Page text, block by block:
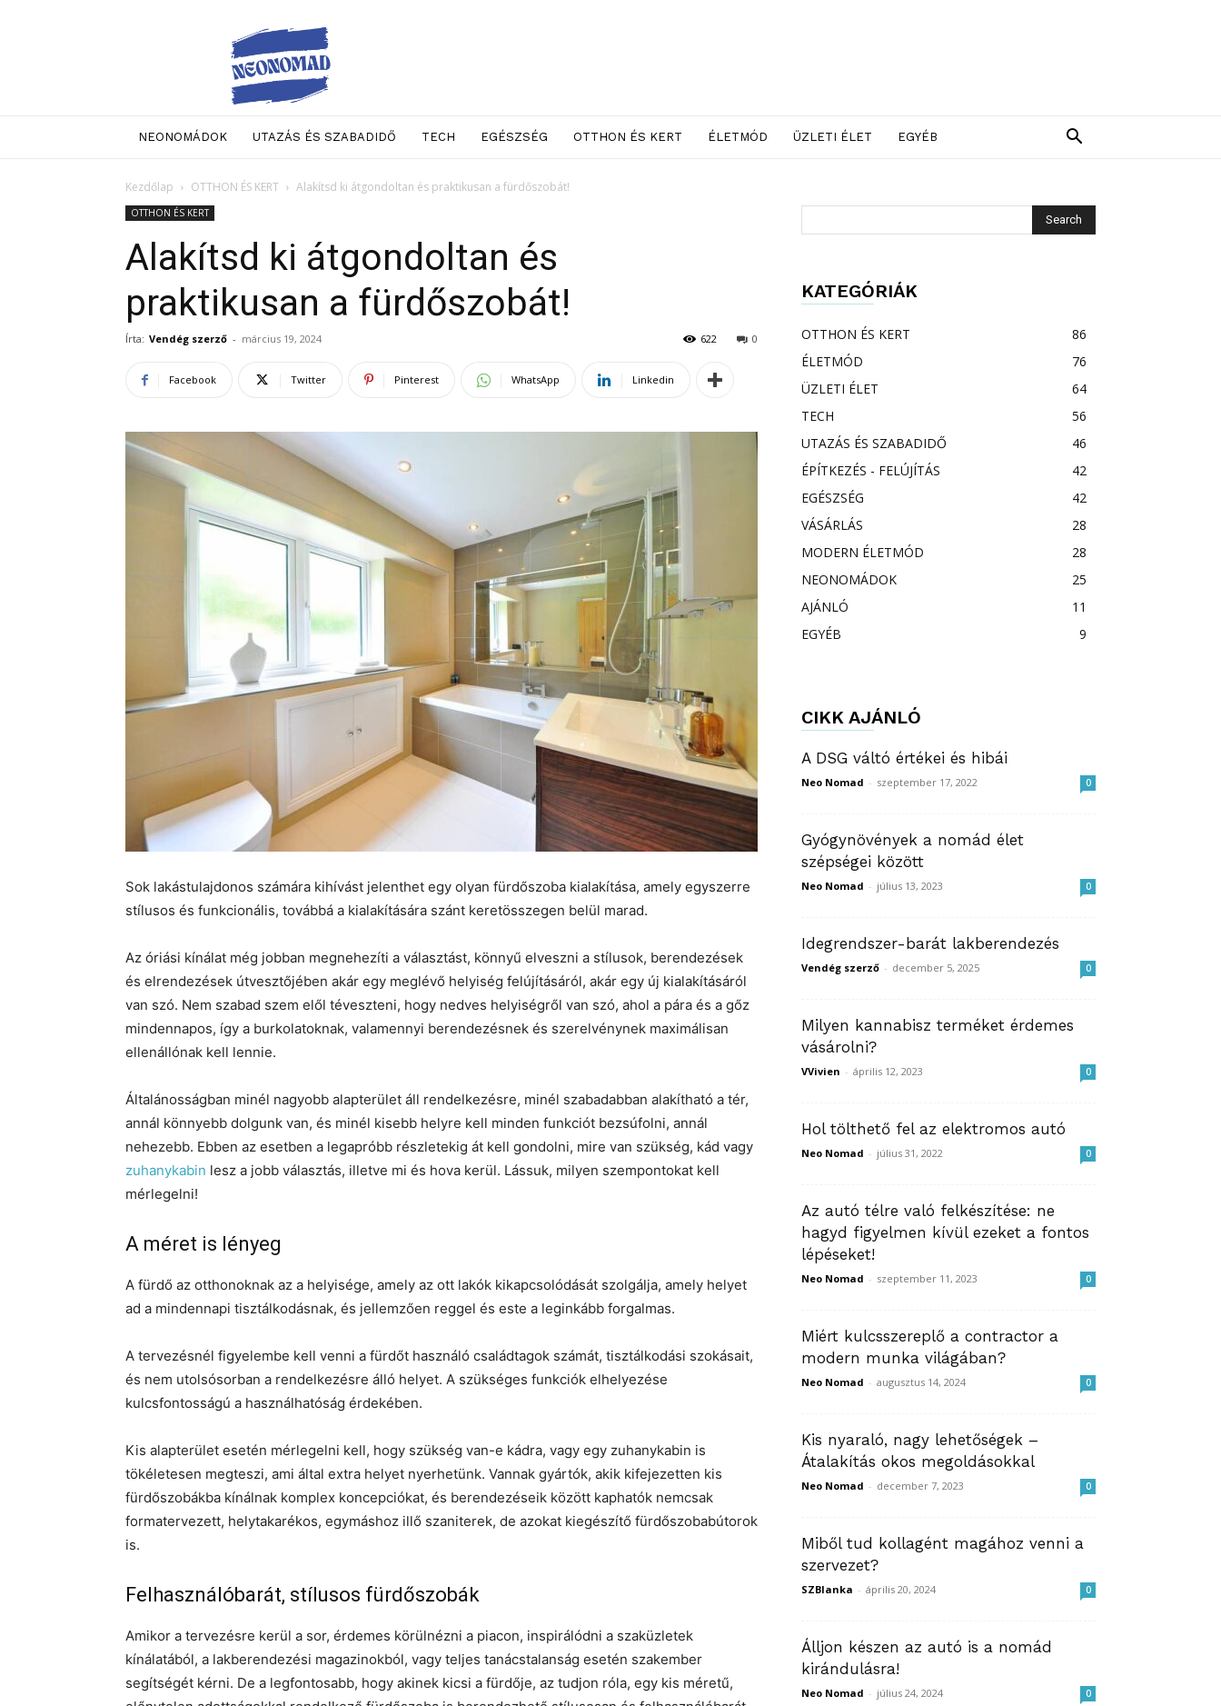
Neo
Nomad
NEONOMÁDOK UTAZÁS ÉS SZABADIDŐ TECH EGÉSZSÉG OTTHON ÉS KERT ÉLETMÓD ÜZLETI ÉLET EGYÉB
Kezdőlap OTTHON ÉS KERT Alakítsd ki átgondoltan és praktikusan a fürdőszobát!
OTTHON ÉS KERT
Alakítsd ki átgondoltan és
praktikusan a fürdőszobát!
Írta: Vendég szerző - március 19, 2024 0
622
Facebook Twitter Pinterest WhatsApp Linkedin
Sok lakástulajdonos számára kihívást jelenthet egy olyan fürdőszoba kialakítása, amely egyszerre
stílusos és funkcionális, továbbá a kialakítására szánt keretösszegen belül marad.
Az óriási kínálat még jobban megnehezíti a választást, könnyű elveszni a stílusok, berendezések
és elrendezések útvesztőjében akár egy meglévő helyiség felújításáról, akár egy új kialakításáról
van szó. Nem szabad szem elől téveszteni, hogy nedves helyiségről van szó, ahol a pára és a gőz
mindennapos, így a burkolatoknak, valamennyi berendezésnek és szerelvénynek maximálisan
ellenállónak kell lennie.
Általánosságban minél nagyobb alapterület áll rendelkezésre, minél szabadabban alakítható a tér,
annál könnyebb dolgunk van, és minél kisebb helyre kell minden funkciót bezsúfolni, annál
nehezebb. Ebben az esetben a legapróbb részletekig át kell gondolni, mire van szükség, kád vagy
zuhanykabin lesz a jobb választás, illetve mi és hova kerül. Lássuk, milyen szempontokat kell
mérlegelni!
A méret is lényeg
A fürdő az otthonoknak az a helyisége, amely az ott lakók kikapcsolódását szolgálja, amely helyet
ad a mindennapi tisztálkodásnak, és jellemzően reggel és este a leginkább forgalmas.
A tervezésnél figyelembe kell venni a fürdőt használó családtagok számát, tisztálkodási szokásait,
és nem utolsósorban a rendelkezésre álló helyet. A szükséges funkciók elhelyezése
kulcsfontosságú a használhatóság érdekében.
Kis alapterület esetén mérlegelni kell, hogy szükség van-e kádra, vagy egy zuhanykabin is
tökéletesen megteszi, ami által extra helyet nyerhetünk. Vannak gyártók, akik kifejezetten kis
fürdőszobákba kínálnak komplex koncepciókat, és berendezéseik között kaphatók nemcsak
formatervezett, helytakarékos, egymáshoz illő szaniterek, de azokat kiegészítő fürdőszobabútorok
is.
Felhasználóbarát, stílusos fürdőszobák
Amikor a tervezésre kerül a sor, érdemes körülnézni a piacon, inspirálódni a szaküzletek
kínálatából, a lakberendezési magazinokból, vagy teljes tanácstalanság esetén szakember
segítségét kérni. De a legfontosabb, hogy akinek kicsi a fürdője, az tudjon róla, egy kis méretű,
KATEGÓRIÁK
OTTHON ÉS KERT
86
ÉLETMÓD
76
ÜZLETI ÉLET
64
TECH
56
UTAZÁS ÉS SZABADIDŐ
46
ÉPÍTKEZÉS - FELÚJÍTÁS
42
EGÉSZSÉG
42
VÁSÁRLÁS
28
MODERN ÉLETMÓD
28
NEONOMÁDOK
25
AJÁNLÓ
11
EGYÉB
9
CIKK AJÁNLÓ
A DSG váltó értékei és hibái
Neo Nomad - szeptember 17, 2022 0
Gyógynövények a nomád élet
szépségei között
Neo Nomad - július 13, 2023 0
Idegrendszer-barát lakberendezés
Vendég szerző - december 5, 2025 0
Milyen kannabisz terméket érdemes
vásárolni?
VVivien - április 12, 2023 0
Hol tölthető fel az elektromos autó
Neo Nomad - július 31, 2022 0
Az autó télre való felkészítése: ne
hagyd figyelmen kívül ezeket a fontos
lépéseket!
Neo Nomad - szeptember 11, 2023 0
Miért kulcsszereplő a contractor a
modern munka világában?
Neo Nomad - augusztus 14, 2024 0
Kis nyaraló, nagy lehetőségek –
Átalakítás okos megoldásokkal
Neo Nomad - december 7, 2023 0
Miből tud kollagént magához venni a
szervezet?
SZBlanka - április 20, 2024 0
Álljon készen az autó is a nomád
kirándulásra!
Neo Nomad - július 24, 2024 0